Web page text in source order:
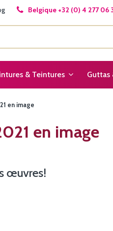
Belgique +32 (0) 4 277
& Teintures Guttas
en image
en image
œuvres!